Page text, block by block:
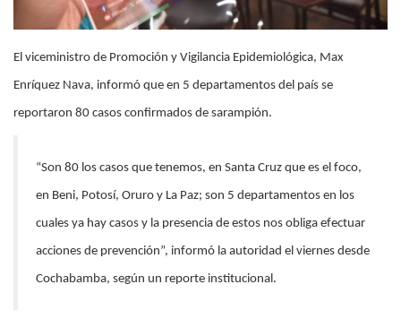
El viceministro de Promoción y Vigilancia Epidemiológica, Max
Enríquez Nava, informó que en 5 departamentos del país se
reportaron 80 casos confirmados de sarampión.
“Son 80 los casos que tenemos, en Santa Cruz que es el foco,
en Beni, Potosí, Oruro y La Paz; son 5 departamentos en los
cuales ya hay casos y la presencia de estos nos obliga efectuar
acciones de prevención”, informó la autoridad el viernes desde
Cochabamba, según un reporte institucional.